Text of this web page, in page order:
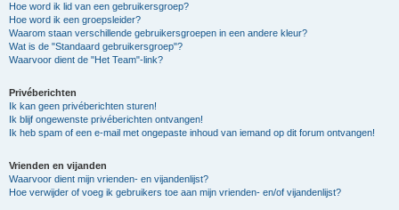
Hoe word ik lid van een gebruikersgroep?
Hoe word ik een groepsleider?
Waarom staan verschillende gebruikersgroepen in een andere kleur?
Wat is de "Standaard gebruikersgroep"?
Waarvoor dient de "Het Team"-link?
Privéberichten
Ik kan geen privéberichten sturen!
Ik blijf ongewenste privéberichten ontvangen!
Ik heb spam of een e-mail met ongepaste inhoud van iemand op dit forum ontvangen!
Vrienden en vijanden
Waarvoor dient mijn vrienden- en vijandenlijst?
Hoe verwijder of voeg ik gebruikers toe aan mijn vrienden- en/of vijandenlijst?